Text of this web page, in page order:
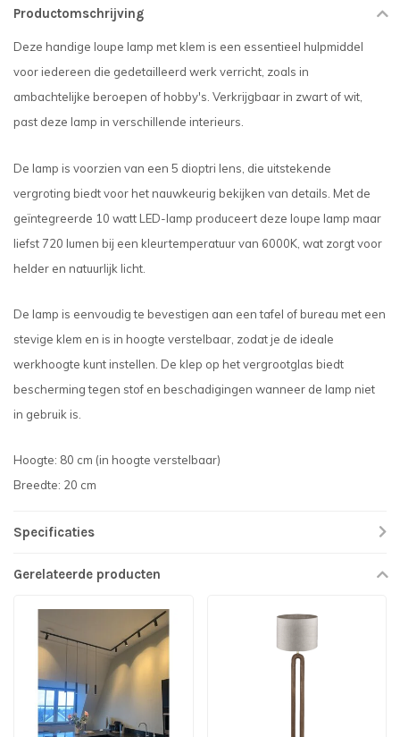
Productomschrijving
Deze handige loupe lamp met klem is een essentieel hulpmiddel
voor iedereen die gedetailleerd werk verricht, zoals in
ambachtelijke beroepen of hobby's. Verkrijgbaar in zwart of wit,
past deze lamp in verschillende interieurs.
De lamp is voorzien van een 5 dioptri lens, die uitstekende
vergroting biedt voor het nauwkeurig bekijken van details. Met de
geïntegreerde 10 watt LED-lamp produceert deze loupe lamp maar
liefst 720 lumen bij een kleurtemperatuur van 6000K, wat zorgt voor
helder en natuurlijk licht.
De lamp is eenvoudig te bevestigen aan een tafel of bureau met een
stevige klem en is in hoogte verstelbaar, zodat je de ideale
werkhoogte kunt instellen. De klep op het vergrootglas biedt
bescherming tegen stof en beschadigingen wanneer de lamp niet
in gebruik is.
Hoogte: 80 cm (in hoogte verstelbaar)
Breedte: 20 cm
Specificaties
Gerelateerde producten